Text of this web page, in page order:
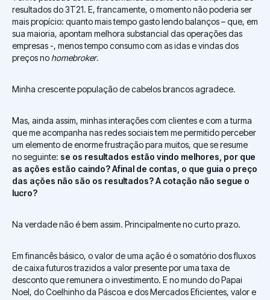
resultados do 3T21. E, francamente, o momento não poderia ser
mais propício: quanto mais tempo gasto lendo balanços – que, em
sua maioria, apontam melhora substancial das operações das
empresas -, menos tempo consumo com as idas e vindas dos
preços no homebroker.
Minha crescente população de cabelos brancos agradece.
Mas, ainda assim, minhas interações com clientes e com a turma
que me acompanha nas redes sociais tem me permitido perceber
um elemento de enorme frustração para muitos, que se resume
no seguinte: se os resultados estão vindo melhores, por que
as ações estão caindo? Afinal de contas, o que guia o preço
das ações não são os resultados? A cotação não segue o
lucro?
Na verdade não é bem assim. Principalmente no curto prazo.
Em financês básico, o valor de uma ação é o somatório dos fluxos
de caixa futuros trazidos a valor presente por uma taxa de
desconto que remunera o investimento. E no mundo do Papai
Noel, do Coelhinho da Páscoa e dos Mercados Eficientes, valor e